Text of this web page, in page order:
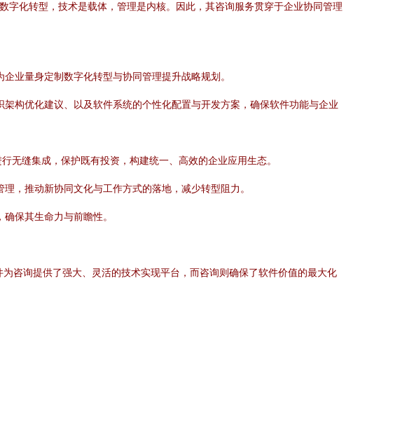
字化转型，技术是载体，管理是内核。因此，其咨询服务贯穿于企业协同管理
业量身定制数字化转型与协同管理提升战略规划。
构优化建议、以及软件系统的个性化配置与开发方案，确保软件功能与企业
无缝集成，保护既有投资，构建统一、高效的企业应用生态。
，推动新协同文化与工作方式的落地，减少转型阻力。
保其生命力与前瞻性。
为咨询提供了强大、灵活的技术实现平台，而咨询则确保了软件价值的最大化